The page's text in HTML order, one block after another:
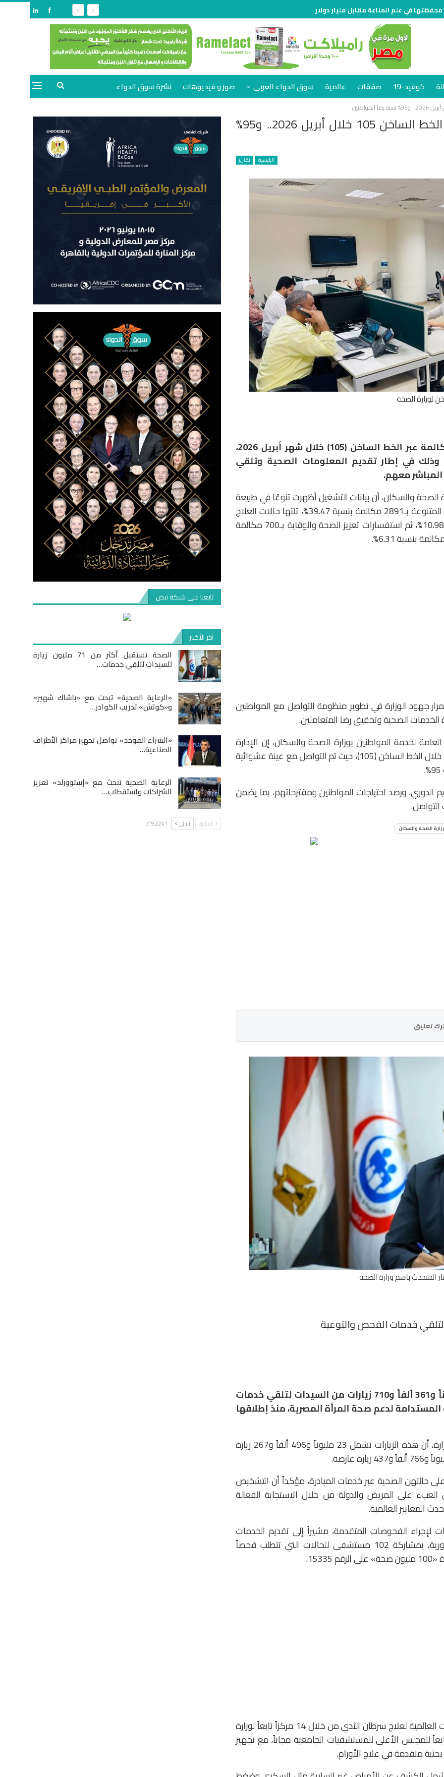
في علم المناعة مقابل مليار دولار
كوفيد-19 صفقات عالمية سوق الدواء العربى صور و فيديوهات نشرة سوق الدواء
الصحة تستقبل 7.3 آلاف مكالمة على الخط الساخن 105 خلال أبريل 2026.. و95%
الرئيسية تقارير
لوزارة الصحة
أعلنت وزارة الصحة والسكان استقبال 7324 مكالمة عبر الخط الساخن (105) خلال شهر أبريل 2026،
وذلك في إطار تقديم المعلومات الصحية وتلقي
معهم.
الصحة والسكان، أن بيانات التشغيل أظهرت تنوعًا في طبيعة
الخدمات المقدمة، حيث تصدرت الاستفسارات والطلبات المتنوعة بـ2891 مكالمة بنسبة 39.47%، تلتها حالات العلاج
والبلاغات ضد المنشآت الصحية بـ804 مكالمات بنسبة 10.98%، ثم استفسارات تعزيز الصحة والوقاية بـ700 مكالمة
جهود الوزارة في تطوير منظومة التواصل مع المواطنين
الصحية وتحقيق رضا المتعاملين.
لخدمة المواطنين بوزارة الصحة والسكان، إن الإدارة
تحرص على المتابعة المستمرة لمدى رضا المواطنين من خلال الخط الساخن (105)، حيث تم التواصل مع عينة عشوائية
الدوري، ورصد احتياجات المواطنين ومقترحاتهم، بما يضمن
الصحة والسكان
تعليق
المتحدث باسم وزارة الصحة
أعلنت وزارة الصحة والسكان، استقبال 71 مليوناً و361 ألفاً و710 زيارات من السيدات لتلقي خدمات
لدعم صحة المرأة المصرية، منذ إطلاقها
وأوضح الدكتور حسام عبدالغفار، المتحدث الرسمي للوزارة، أن هذه الزيارات تشمل 23 مليوناً و496 ألفاً و267 زيارة
حالتهن الصحية عبر خدمات المبادرة، مؤكداً أن التشخيص
على المريض والدولة من خلال الاستجابة الفعالة
المعايير العالمية.
المستشفيات لإجراء الفحوصات المتقدمة، مشيراً إلى تقديم الخدمات
المجانية عبر 3663 وحدة صحية على مستوى الجمهورية، بمشاركة 102 مستشفى للحالات التي تتطلب فحصاً
وأضاف «عبدالغفار» أن المبادرة تتبع أحدث البروتوكولات العالمية لعلاج سرطان الثدي من خلال 14 مركزاً تابعاً لوزارة
بالإضافة إلى تفعيلها في 14 مركزاً تابعاً للمجلس الأعلى للمستشفيات الجامعية مجاناً، مع تجهيز
متقدمة في علاج الأورام.
تابعنا على شبكة نبض
آخر الأخبار
الصحة تستقبل أكثر من 71 مليون زيارة
للسيدات لتلقي خدمات…
«الرعاية الصحية» تبحث مع «باشاك شهير»
و«كوتش» تدريب الكوادر…
«الشراء الموحد» تواصل تجهيز مراكز الأطراف
الصناعية…
الرعاية الصحية تبحث مع «إستوورلد» تعزيز
الشراكات واستقطاب…
السابق التالى 1 of 9٬224